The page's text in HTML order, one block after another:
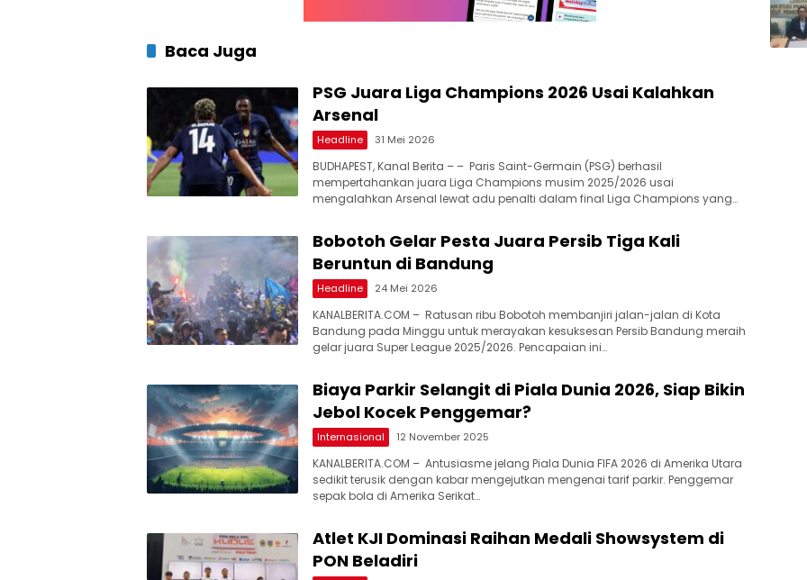
Baca Juga
PSG Juara Liga Champions 2026 Usai Kalahkan
Arsenal
Headline 31 Mei 2026
BUDHAPEST, Kanal Berita – – Paris Saint-Germain (PSG) berhasil
mempertahankan juara Liga Champions musim 2025/2026 usai
mengalahkan Arsenal lewat adu penalti dalam final Liga Champions yang…
Bobotoh Gelar Pesta Juara Persib Tiga Kali
Beruntun di Bandung
Headline 24 Mei 2026
KANALBERITA.COM – Ratusan ribu Bobotoh membanjiri jalan-jalan di Kota
Bandung pada Minggu untuk merayakan kesuksesan Persib Bandung meraih
gelar juara Super League 2025/2026. Pencapaian ini…
Biaya Parkir Selangit di Piala Dunia 2026, Siap Bikin
Jebol Kocek Penggemar?
Internasional 12 November 2025
KANALBERITA.COM – Antusiasme jelang Piala Dunia FIFA 2026 di Amerika Utara
sedikit terusik dengan kabar mengejutkan mengenai tarif parkir. Penggemar
sepak bola di Amerika Serikat…
Atlet KJI Dominasi Raihan Medali Showsystem di
PON Beladiri